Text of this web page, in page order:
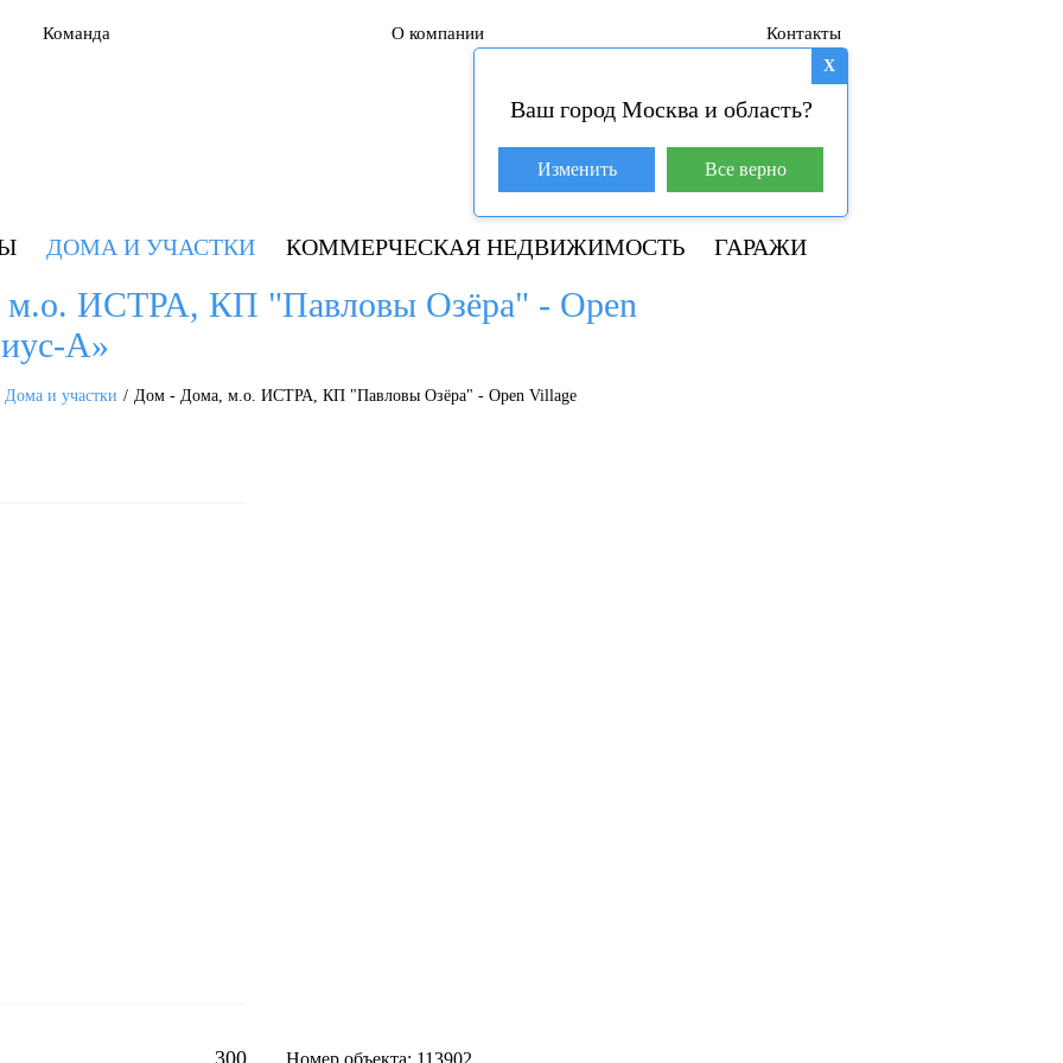
Команда О компании Контакты
База покупателей (4)
+7 929 981-31-01
ДОМА И УЧАСТКИ КОММЕРЧЕСКАЯ НЕДВИЖИМОСТЬ ГАРАЖИ
X
Ваш город Москва и область?
Изменить Все верно
ИСТРА, КП "Павловы Озёра" - Open
А»
Дома и участки Дом - Дома, м.о. ИСТРА, КП "Павловы Озёра" - Open Village
300 Номер объекта: 113902